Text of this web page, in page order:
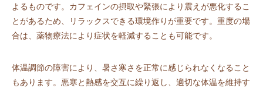
よるものです。カフェインの摂取や緊張により震えが悪化するこ
とがあるため、リラックスできる環境作りが重要です。重度の場
合は、薬物療法により症状を軽減することも可能です。
体温調節の障害により、暑さ寒さを正常に感じられなくなること
もあります。悪寒と熱感を交互に繰り返し、適切な体温を維持す